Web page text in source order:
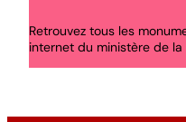
Retrouvez tous les
internet du ministère de la